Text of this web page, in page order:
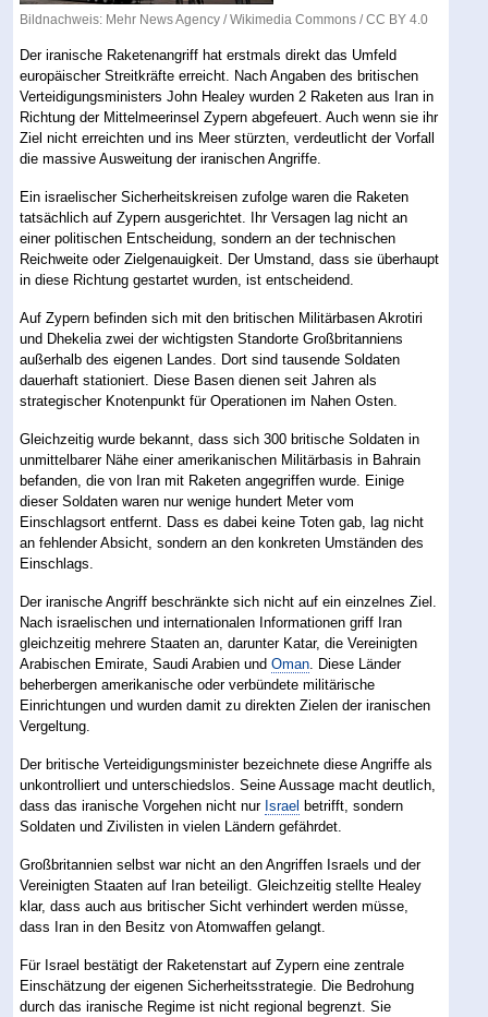
Bildnachweis: Mehr News Agency /Wikimedia Commons /CC BY 4.0
Der iranische Raketenangriff hat erstmals direkt das Umfeld
europäischer Streitkräfte erreicht. Nach Angaben des britischen
Verteidigungsministers John Healey wurden 2 Raketen aus Iran in
Richtung der Mittelmeerinsel Zypern abgefeuert. Auch wenn sie ihr
Ziel nicht erreichten und ins Meer stürzten, verdeutlicht der Vorfall
die massive Ausweitung der iranischen Angriffe.
Ein israelischer Sicherheitskreisen zufolge waren die Raketen
tatsächlich auf Zypern ausgerichtet. Ihr Versagen lag nicht an
einer politischen Entscheidung, sondern an der technischen
Reichweite oder Zielgenauigkeit. Der Umstand, dass sie überhaupt
in diese Richtung gestartet wurden, ist entscheidend.
Auf Zypern befinden sich mit den britischen Militärbasen Akrotiri
und Dhekelia zwei der wichtigsten Standorte Großbritanniens
außerhalb des eigenen Landes. Dort sind tausende Soldaten
dauerhaft stationiert. Diese Basen dienen seit Jahren als
strategischer Knotenpunkt für Operationen im Nahen Osten.
Gleichzeitig wurde bekannt, dass sich 300 britische Soldaten in
unmittelbarer Nähe einer amerikanischen Militärbasis in Bahrain
befanden, die von Iran mit Raketen angegriffen wurde. Einige
dieser Soldaten waren nur wenige hundert Meter vom
Einschlagsort entfernt. Dass es dabei keine Toten gab, lag nicht
an fehlender Absicht, sondern an den konkreten Umständen des
Einschlags.
Der iranische Angriff beschränkte sich nicht auf ein einzelnes Ziel.
Nach israelischen und internationalen Informationen griff Iran
gleichzeitig mehrere Staaten an, darunter Katar, die Vereinigten
Arabischen Emirate, Saudi Arabien undOman . Diese Länder
beherbergen amerikanische oder verbündete militärische
Einrichtungen und wurden damit zu direkten Zielen der iranischen
Vergeltung.
Der britische Verteidigungsminister bezeichnete diese Angriffe als
unkontrolliert und unterschiedslos. Seine Aussage macht deutlich,
dass das iranische Vorgehen nicht nur Israel betrifft, sondern
Soldaten und Zivilisten in vielen Ländern gefährdet.
Großbritannien selbst war nicht an den Angriffen Israels und der
Vereinigten Staaten auf Iran beteiligt. Gleichzeitig stellte Healey
klar, dass auch aus britischer Sicht verhindert werden müsse,
dass Iran in den Besitz von Atomwaffen gelangt.
Für Israel bestätigt der Raketenstart auf Zypern eine zentrale
Einschätzung der eigenen Sicherheitsstrategie. Die Bedrohung
durch das iranische Regime ist nicht regional begrenzt. Sie